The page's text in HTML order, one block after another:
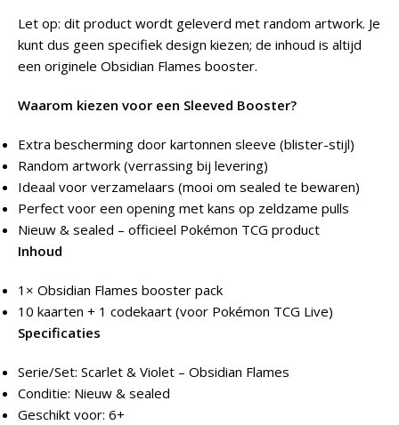
Let op: dit product wordt geleverd met random artwork. Je
kunt dus geen specifiek design kiezen; de inhoud is altijd
een originele Obsidian Flames booster.
Waarom kiezen voor een Sleeved Booster?
Extra bescherming door kartonnen sleeve (blister-stijl)
Random artwork (verrassing bij levering)
Ideaal voor verzamelaars (mooi om sealed te bewaren)
Perfect voor een opening met kans op zeldzame pulls
Nieuw & sealed – officieel Pokémon TCG product
Inhoud
1× Obsidian Flames booster pack
10 kaarten + 1 codekaart (voor Pokémon TCG Live)
Specificaties
Serie/Set: Scarlet & Violet – Obsidian Flames
Conditie: Nieuw & sealed
Geschikt voor: 6+